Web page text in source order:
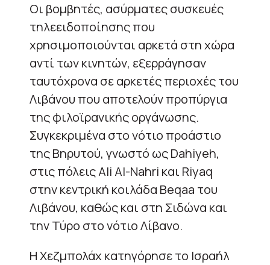
Οι βομβητές, ασύρματες συσκευές
τηλεειδοποίησης που
χρησιμοποιούνται αρκετά στη χώρα
αντί των κινητών, εξερράγησαν
ταυτόχρονα σε αρκετές περιοχές του
Λιβάνου που αποτελούν προπύργια
της φιλοϊρανικής οργάνωσης.
Συγκεκριμένα στο νότιο προάστιο
της Βηρυτού, γνωστό ως Dahiyeh,
στις πόλεις Ali Al-Nahri και Riyaq
στην κεντρική κοιλάδα Beqaa του
Λιβάνου, καθώς και στη Σιδώνα και
την Τύρο στο νότιο Λίβανο.
Η Χεζμπολάχ κατηγόρησε το Ισραήλ